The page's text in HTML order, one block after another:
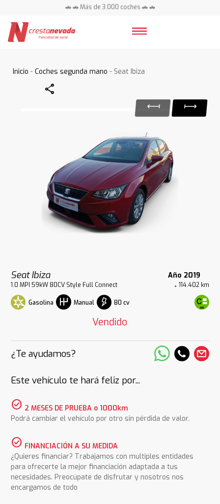
🚗 🚗 Más de 3.000 coches 🚗 🚗
Inicio -Coches segunda mano - Seat Ibiza
Share
Seat Ibiza Año 2019
1.0 MPI 59kW 80CV Style Full Connect 114.402 km
Gasolina Manual 80 cv
Vendido
¿Te ayudamos?
Este vehículo te hará feliz por...
check_circle 2 MESES DE PRUEBA o 1000km
Podrá cambiar el vehículo por otro sin pérdida de valor.
check_circle FINANCIACIÓN A SU MEDIDA
¿Quieres financiar? Trabajamos con multiples entidades
para ofrecerte la mejor financiación adaptada a tus
necesidades. Preocúpate de disfrutar y nosotros nos
encargamos de todo